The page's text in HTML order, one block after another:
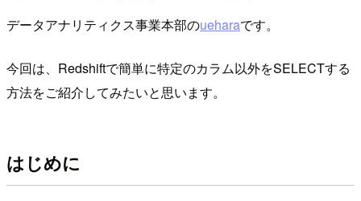
データアナリティクス事業本部のueharaです。
今回は、Redshiftで簡単に特定のカラム以外をSELECTする
方法をご紹介してみたいと思います。
はじめに